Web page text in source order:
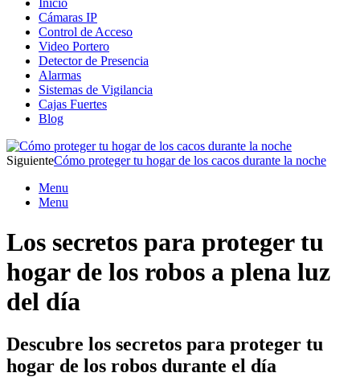
Inicio
Cámaras IP
Control de Acceso
Video Portero
Detector de Presencia
Alarmas
Sistemas de Vigilancia
Cajas Fuertes
Blog
SiguienteCómo proteger tu hogar de los cacos durante la noche
Menu
Menu
Los secretos para proteger tu
hogar de los robos a plena luz
del día
Descubre los secretos para proteger tu
hogar de los robos durante el día